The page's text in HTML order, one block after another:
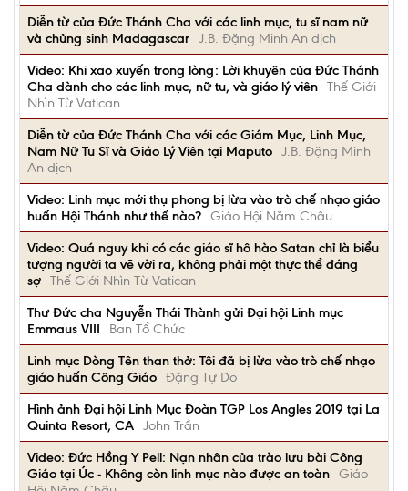
Diễn từ của Đức Thánh Cha với các linh mục, tu sĩ nam nữ
và chủng sinh Madagascar J.B. Đặng Minh An dịch
Video: Khi xao xuyến trong lòng: Lời khuyên của Đức Thánh
Cha dành cho các linh mục, nữ tu, và giáo lý viên Thế Giới
Nhìn Từ Vatican
Diễn từ của Đức Thánh Cha với các Giám Mục, Linh Mục,
Nam Nữ Tu Sĩ và Giáo Lý Viên tại Maputo J.B. Đặng Minh
An dịch
Video: Linh mục mới thụ phong bị lừa vào trò chế nhạo giáo
huấn Hội Thánh như thế nào? Giáo Hội Năm Châu
Video: Quá nguy khi có các giáo sĩ hô hào Satan chỉ là biểu
tượng người ta vẽ vời ra, không phải một thực thể đáng
sợ Thế Giới Nhìn Từ Vatican
Thư Đức cha Nguyễn Thái Thành gửi Đại hội Linh mục
Emmaus VIII
Ban Tổ Chức
Linh mục Dòng Tên than thở: Tôi đã bị lừa vào trò chế nhạo
giáo huấn Công Giáo Đặng Tự Do
Hình ảnh Đại hội Linh Mục Đoàn TGP Los Angles 2019 tại La
Quinta Resort, CA John Trần
Video: Đức Hồng Y Pell: Nạn nhân của trào lưu bài Công
Giáo tại Úc - Không còn linh mục nào được an toàn Giáo